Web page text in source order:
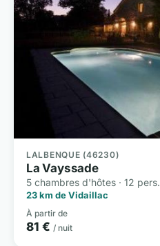
LALBENQUE (46230)
La Vayssade
5 chambres d'hôtes · 12 pers.
23 km de Vidaillac
À partir de
81 € / nuit